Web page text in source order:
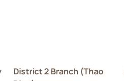
District 2 Branch (Thao